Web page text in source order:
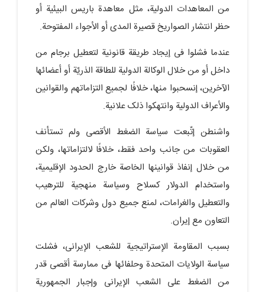
من المعاهدات الدولیة، مثل معاهدة باریس البیئیة أو
حظر انتشار الصواریخ قصیرة المدى أو الأجواء المفتوحة.
عندما فشلوا فی إیجاد طریقة قانونیة لتعطیل برجام من
داخل أو من خلال الوکالة الدولیة للطاقة الذریّة أو أعضائها
الآخرین، إنسحبوا منها، خلافًا لجمیع التزاماتهم والقوانین
والأعراف الدولیة وانتهکوا ذلک علانیة.
واشنطن إتّبعت سیاسة الضغط الأقصى ولم تستأنف
العقوبات من جانب واحد فقط، خلافًا لالتزاماتها، ولکن
من خلال إنفاذ قوانینها الخاصة خارج الحدود الإقلیمیة،
واستخدام الدولار کسلاح وسیاسة منهجیة للترهیب
والتعطیل والغرامات، لمنع جمیع دول وشرکات العالم من
التعاون مع إیران.
بسبب المقاومة الإستراتیجیة للشعب الإیرانی، فشلت
سیاسة الولایات المتحدة وحلفائها فی ممارسة أقصى قدر
من الضغط على الشعب الإیرانی وإجبار الجمهوریة